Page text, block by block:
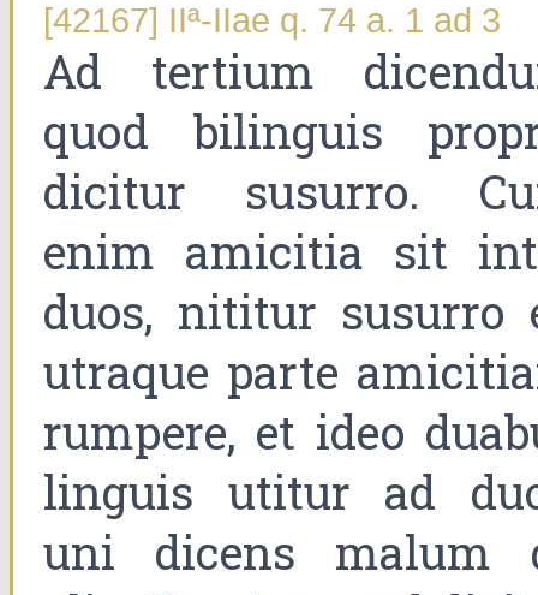
[42167] IIª-IIae q. 74 a. 1 ad 3
Ad tertium
quod bilinguis
dicitur susurro.
enim amicitia sit
duos, nititur susurro
utraque parte
rumpere, et ideo
linguis utitur ad
uni dicens malum